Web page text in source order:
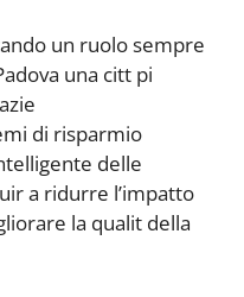
un ruolo sempre
una citt pi
di risparmio
delle
a ridurre l’impatto
la qualit della